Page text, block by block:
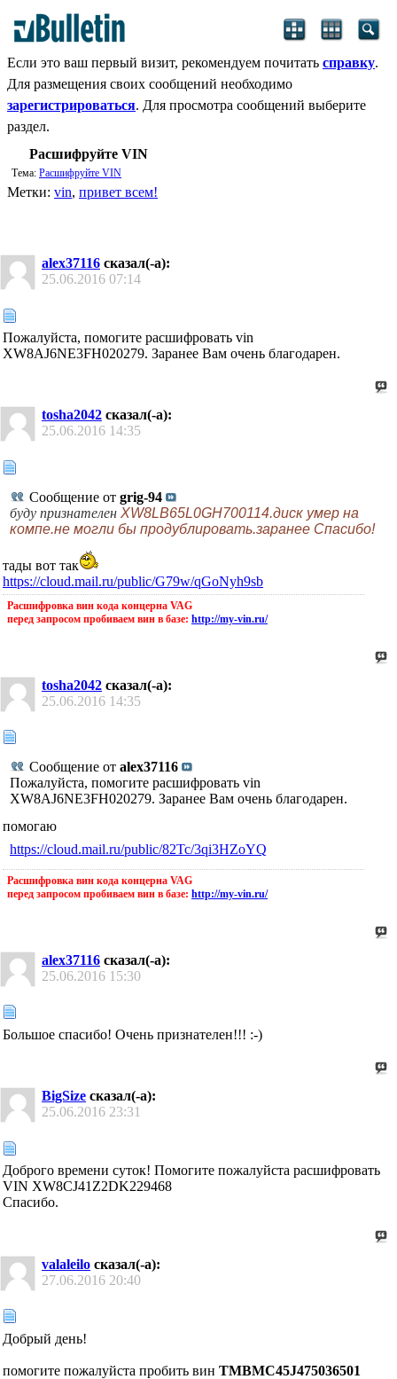
Если это ваш первый визит, рекомендуем почитать справку.
Для размещения своих сообщений необходимо
зарегистрироваться. Для просмотра сообщений выберите
раздел.
Расшифруйте VIN
Тема: Расшифруйте VIN
Метки: vin, привет всем!
alex37116 сказал(-а):
25.06.2016 07:14
Пожалуйста, помогите расшифровать vin
XW8AJ6NE3FH020279. Заранее Вам очень благодарен.
tosha2042 сказал(-а):
25.06.2016 14:35
Сообщение от grig-94
буду признателен XW8LB65L0GH700114.диск умер на
компе.не могли бы продублировать.заранее Спасибо!
тады вот так
https://cloud.mail.ru/public/G79w/qGoNyh9sb
Расшифровка вин кода концерна VAG
перед запросом пробиваем вин в базе: http://my-vin.ru/
tosha2042 сказал(-а):
25.06.2016 14:35
Сообщение от alex37116
Пожалуйста, помогите расшифровать vin
XW8AJ6NE3FH020279. Заранее Вам очень благодарен.
помогаю
https://cloud.mail.ru/public/82Tc/3qi3HZoYQ
Расшифровка вин кода концерна VAG
перед запросом пробиваем вин в базе: http://my-vin.ru/
alex37116 сказал(-а):
25.06.2016 15:30
Большое спасибо! Очень признателен!!! :-)
BigSize сказал(-а):
25.06.2016 23:31
Доброго времени суток! Помогите пожалуйста расшифровать
VIN XW8CJ41Z2DK229468
Спасибо.
valaleilo сказал(-а):
27.06.2016 20:40
Добрый день!
помогите пожалуйста пробить вин TMBMC45J475036501